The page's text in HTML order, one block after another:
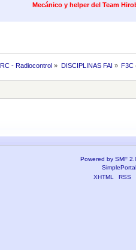
Mecánico y helper del Team
- Radiocontrol » DISCIPLINAS FAI » F3C
Powered by SMF
XHTML
RSS